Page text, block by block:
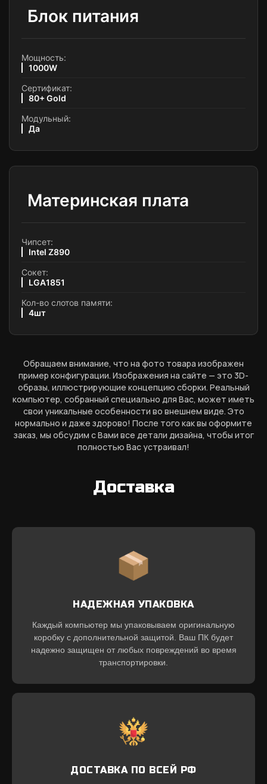
Блок питания
Мощность:
1000W
Сертификат:
80+ Gold
Модульный:
Да
Материнская плата
Чипсет:
Intel Z890
Сокет:
LGA1851
Кол-во слотов памяти:
4шт
Обращаем внимание, что на фото товара изображен
пример конфигурации. Изображения на сайте — это 3D-
образы, иллюстрирующие концепцию сборки. Реальный
компьютер, собранный специально для Вас, может иметь
свои уникальные особенности во внешнем виде. Это
нормально и даже здорово! После того как вы оформите
заказ, мы обсудим с Вами все детали дизайна, чтобы итог
полностью Вас устраивал!
Доставка
НАДЕЖНАЯ УПАКОВКА
Каждый компьютер мы упаковываем оригинальную
коробку с дополнительной защитой. Ваш ПК будет
надежно защищен от любых повреждений во время
транспортировки.
ДОСТАВКА ПО ВСЕЙ РФ